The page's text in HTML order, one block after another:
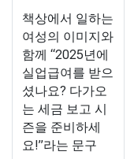
책상에서 일하는
여성의 이미지와
함께 “2025년에
실업급여를 받으
셨나요? 다가오
는 세금 보고 시
즌을 준비하세
요!”라는 문구